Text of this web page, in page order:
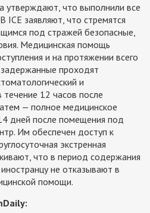
утверждают, что выполнили все
заявляют, что стремятся
под стражей безопасные,
Медицинская помощь
и на протяжении всего
проходят
и
течение 12 часов после
— полное медицинское
дней после помещения под
Им обеспечен доступ к
экстренная
что в период содержания
не отказывают в
помощи.